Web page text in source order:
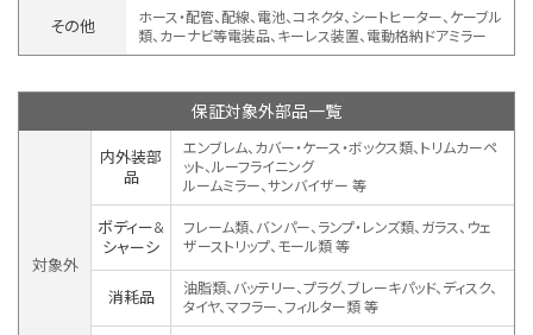
その他
ホース・配管、配線、電池、コネクタ、シートヒーター、ケーブル
類、カーナビ等電装品、キーレス装置、 電動格納ドアミラー
保証対象外部品一覧
対象外
内外装部
品
エンブレム、カバー・ケース・ボックス類、トリムカーペ
ット、ルーフライニング
ルームミラー、サンバイザー 等
ボディー&
シャーシ
フレーム類、バンパー、ランプ・レンズ類、ガラス、ウェ
ザーストリップ、モール類 等
消耗品
油脂類、バッテリー、プラグ、ブレーキパッド、ディスク、
タイヤ、マフラー、フィルター類 等